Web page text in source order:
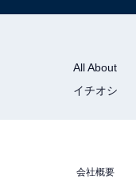
All About
イチオシ
会社概要